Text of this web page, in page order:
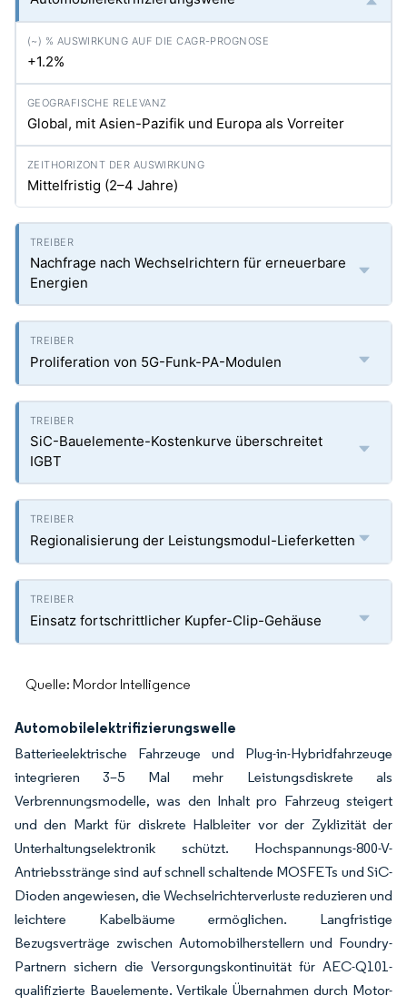
+1.2%
Global, mit Asien-Pazifik und Europa als Vorreiter
Mittelfristig (2–4 Jahre)
Nachfrage nach Wechselrichtern für erneuerbare
Energien
Proliferation von 5G-Funk-PA-Modulen
SiC-Bauelemente-Kostenkurve überschreitet
IGBT
Regionalisierung der Leistungsmodul-Lieferketten
Einsatz fortschrittlicher Kupfer-Clip-Gehäuse
Quelle: Mordor Intelligence
Automobilelektrifizierungswelle
Batterieelektrische Fahrzeuge und Plug-in-Hybridfahrzeuge
integrieren 3–5 Mal mehr Leistungsdiskrete als
Verbrennungsmodelle, was den Inhalt pro Fahrzeug steigert
und den Markt für diskrete Halbleiter vor der Zyklizität der
Unterhaltungselektronik schützt. Hochspannungs-800-V-
Antriebsstränge sind auf schnell schaltende MOSFETs und SiC-
Dioden angewiesen, die Wechselrichterverluste reduzieren und
leichtere Kabelbäume ermöglichen. Langfristige
Bezugsverträge zwischen Automobilherstellern und Foundry-
Partnern sichern die Versorgungskontinuität für AEC-Q101-
qualifizierte Bauelemente. Vertikale Übernahmen durch Motor-